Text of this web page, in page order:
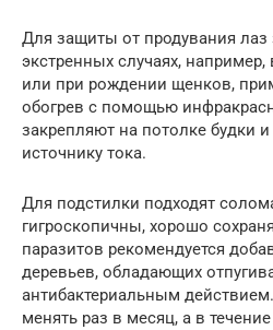
Для защиты от продувания
экстренных случаях,
или при рождении щенков,
обогрев с помощью
закрепляют на потолке будки
источнику тока.
Для подстилки подходят
гигроскопичны, хорошо
паразитов рекомендуется
деревьев, обладающих
антибактериальным
менять раз в месяц, а в